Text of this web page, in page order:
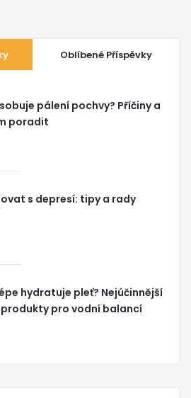
Oblíbené Příspěvky
pálení pochvy? Příčiny a
poradit
s depresí: tipy a rady
hydratuje pleť? Nejúčinnější
pro vodní balancí